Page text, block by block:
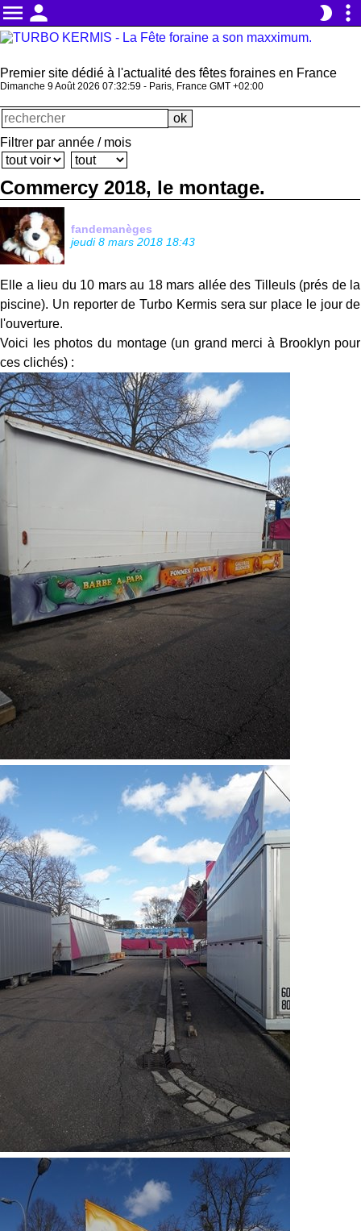
menu person brightness_2 more_vert
Premier site dédié à l'actualité des fêtes foraines en France
Dimanche 9 Août 2026 07:33:01 - Paris, France GMT +02:00
Filtrer par année / mois
Commercy 2018, le montage.
fandemanèges
jeudi 8 mars 2018 18:43
Elle a lieu du 10 mars au 18 mars allée des Tilleuls (prés de la
piscine). Un reporter de Turbo Kermis sera sur place le jour de
l'ouverture.
Voici les photos du montage (un grand merci à Brooklyn pour
ces clichés) :